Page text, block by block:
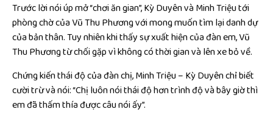
Trước lời nói úp mở “chơi ăn gian”, Kỳ Duyên và Minh Triệu tới
phòng chờ của Vũ Thu Phương với mong muốn tìm lại danh dự
của bản thân. Tuy nhiên khi thấy sự xuất hiện của đàn em, Vũ
Thu Phương từ chối gặp vì không có thời gian và lên xe bỏ về.
Chứng kiến thái độ của đàn chị, Minh Triệu – Kỳ Duyên chỉ biết
cười trừ và nói: “Chị luôn nói thái độ hơn trình độ và bây giờ thì
em đã thấm thía được câu nói ấy”.